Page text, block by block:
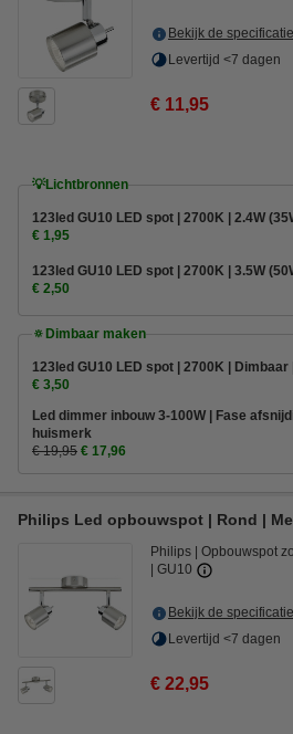
Bekijk de
Levertijd <7 dagen
€ 11,95
💡Lichtbronnen
123led GU10 LED spot | 2700K | 2.4W
€ 1,95
123led GU10 LED spot | 2700K | 3.5W
€ 2,50
🔅Dimbaar maken
123led GU10 LED spot | 2700K | Dimbaar
€ 3,50
Led dimmer inbouw 3-100W | Fase
huismerk
€ 19,95 € 17,96
Philips Led opbouwspot | Rond |
Philips Opbouwspot
GU10
Bekijk de
Levertijd <7 dagen
€ 22,95